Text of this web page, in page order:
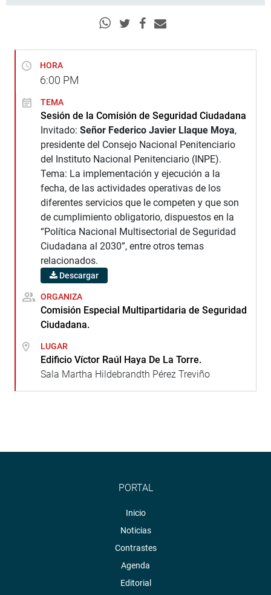
HORA
6:00 PM
TEMA
Sesión de la Comisión de Seguridad Ciudadana
Invitado: Señor Federico Javier Llaque Moya,
presidente del Consejo Nacional Penitenciario
del Instituto Nacional Penitenciario (INPE).
Tema: La implementación y ejecución a la
fecha, de las actividades operativas de los
diferentes servicios que le competen y que son
de cumplimiento obligatorio, dispuestos en la
“Política Nacional Multisectorial de Seguridad
Ciudadana al 2030”, entre otros temas
relacionados.
Descargar
ORGANIZA
Comisión Especial Multipartidaria de Seguridad
Ciudadana.
LUGAR
Edificio Víctor Raúl Haya De La Torre.
Sala Martha Hildebrandth Pérez Treviño
PORTAL
Inicio
Noticias
Contrastes
Agenda
Editorial